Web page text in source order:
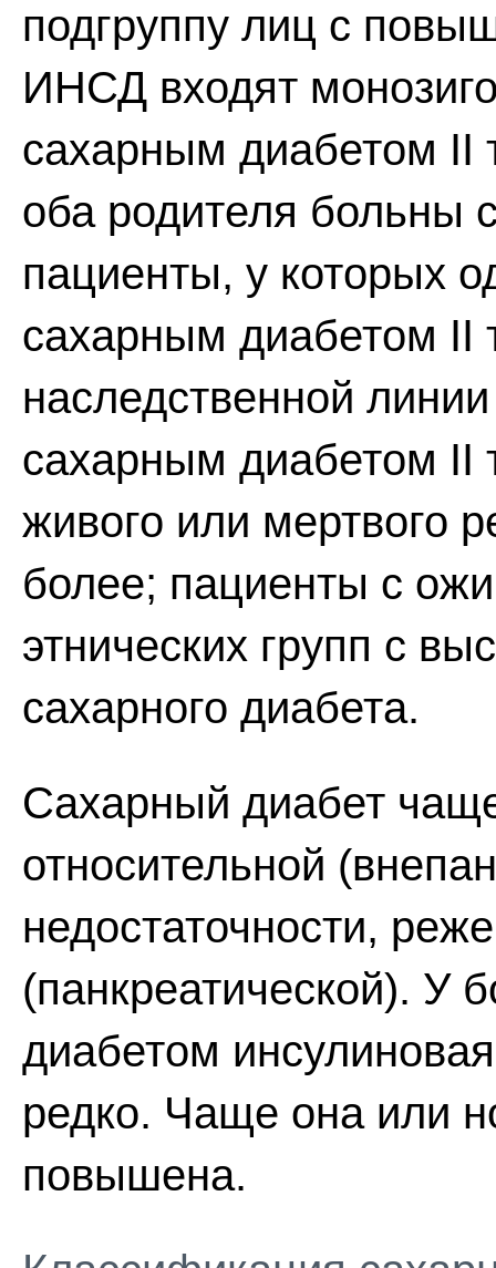
подгруппу лиц с
ИНСД входят
сахарным диабетом II
оба родителя больны
пациенты, у которых
сахарным диабетом II
наследственной
сахарным диабетом
живого или мертвого
более; пациенты с
этнических групп с
сахарного диабета.
Сахарный диабет
относительной
недостаточности,
(панкреатической). У
диабетом
редко. Чаще она или
повышена.